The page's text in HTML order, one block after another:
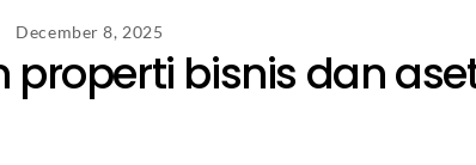
December 8, 2025
bisnis dan